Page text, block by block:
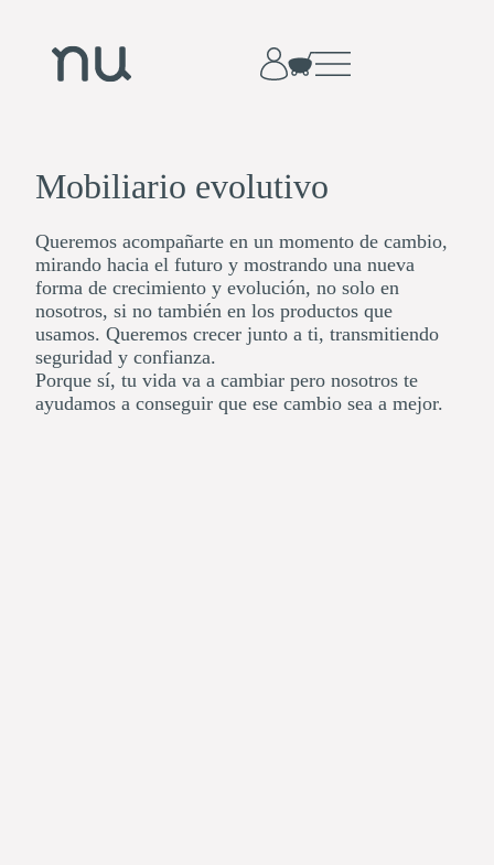
Mobiliario evolutivo
Queremos acompañarte en un momento de cambio,
mirando hacia el futuro y mostrando una nueva
forma de crecimiento y evolución, no solo en
nosotros, si no también en los productos que
usamos. Queremos crecer junto a ti, transmitiendo
seguridad y confianza.
Porque sí, tu vida va a cambiar pero nosotros te
ayudamos a conseguir que ese cambio sea a mejor.